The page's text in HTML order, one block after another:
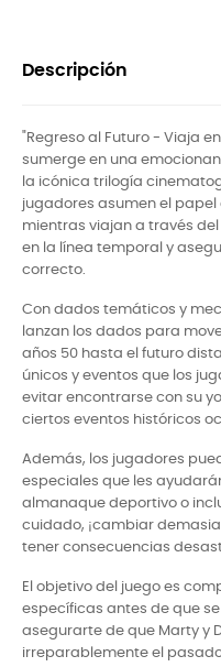
Descripción
"Regreso al Futuro - Viaja
sumerge en una
la icónica trilogía
jugadores asumen el papel
mientras viajan a través
en la línea temporal y
correcto.
Con dados temáticos y
lanzan los dados para
años 50 hasta el futuro
únicos y eventos que los
evitar encontrarse con su
ciertos eventos históricos
Además, los jugadores
especiales que les
almanaque deportivo o
cuidado, ¡cambiar
tener consecuencias
El objetivo del juego es
específicas antes de que
asegurarte de que Marty y
irreparablemente el